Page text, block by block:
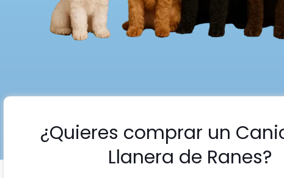
¿Quieres comprar un
Llanera de Ranes?